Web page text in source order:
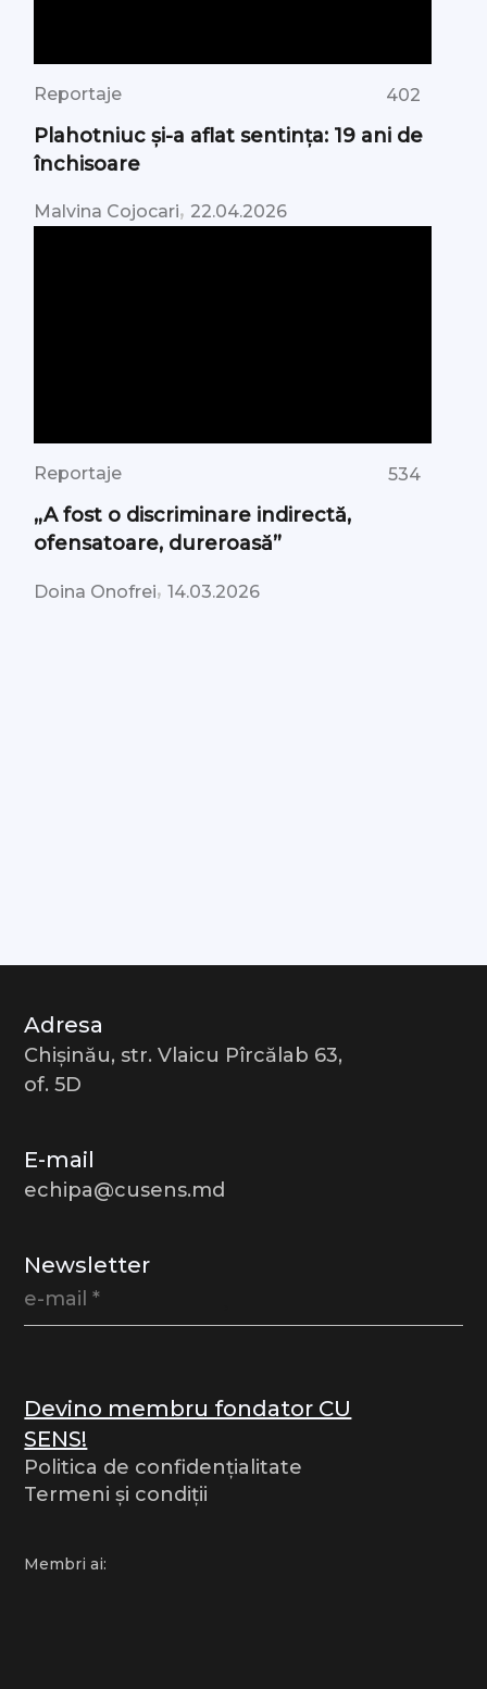
Reportaje 402
Plahotniuc și-a aflat sentința: 19 ani de
închisoare
Malvina Cojocari, 22.04.2026
Reportaje 534
„A fost o discriminare indirectă,
ofensatoare, dureroasă”
Doina Onofrei,14.03.2026
Adresa
Chișinău, str. Vlaicu Pîrcălab 63,
of. 5D
E-mail
echipa@cusens.md
Newsletter
Devino membru fondator CU
SENS!
Politica de confidențialitate
Termeni și condiții
Membri ai: